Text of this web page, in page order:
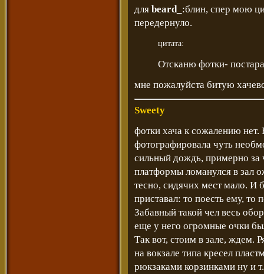
для beard_ :блин, спер мою
передернуло.
цитата:
Отсканю фотки-
мне пожалуйста битую
Sweety
фотки хача к сожалению нет.
фотографировала чуть
сильный дождь, примерно за
платформы ломанулся в зал
тесно, сидячих мест мало. И
приставал: то поесть ему, то
Забавный такой чел весь
еще у него огромные очки
Так вот, стоим в зале, ждем.
на вокзале типа кресел
рюкзаками корзинками ну и